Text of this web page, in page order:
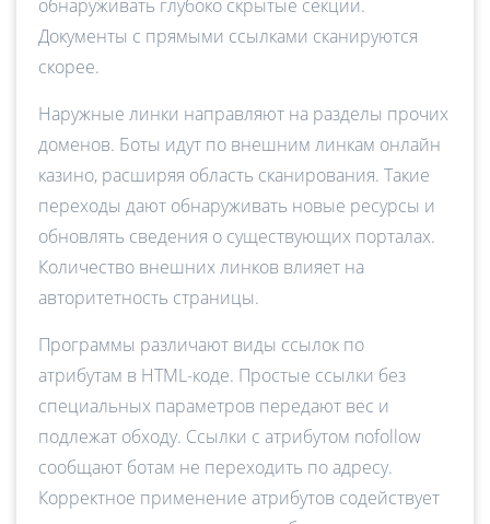
обнаруживать глубоко скрытые секции.
Документы с прямыми ссылками сканируются
скорее.
Наружные линки направляют на разделы прочих
доменов. Боты идут по внешним линкам онлайн
казино, расширяя область сканирования. Такие
переходы дают обнаруживать новые ресурсы и
обновлять сведения о существующих порталах.
Количество внешних линков влияет на
авторитетность страницы.
Программы различают виды ссылок по
атрибутам в HTML-коде. Простые ссылки без
специальных параметров передают вес и
подлежат обходу. Ссылки с атрибутом nofollow
сообщают ботам не переходить по адресу.
Корректное применение атрибутов содействует